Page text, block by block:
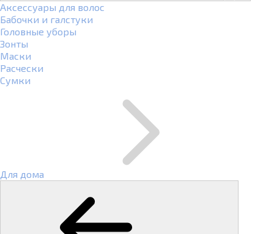
Аксессуары для волос
Бабочки и галстуки
Головные уборы
Зонты
Маски
Расчески
Сумки
Для дома